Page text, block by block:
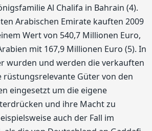
Al Chalifa in Bahrain (4).
Arabischen Emirate kauften 2009
Wert von 540,7 Millionen Euro,
mit 167,9 Millionen Euro (5). In
wurden und werden die verkauften
rüstungsrelevante Güter von den
eingesetzt um die eigene
und ihre Macht zu
auch der Fall im